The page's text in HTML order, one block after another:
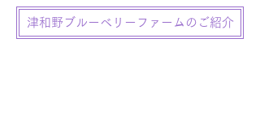
津和野ブルーベリーファームのご紹介